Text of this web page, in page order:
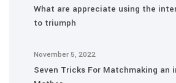
What are appreciate using the
to triumph
November 5, 2022
Seven Tricks For Matchmaking an